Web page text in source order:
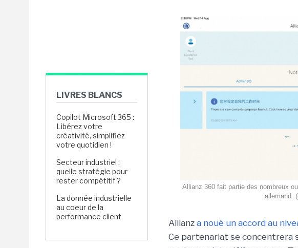
LIVRES BLANCS
Copilot Microsoft 365 :
Libérez votre
créativité, simplifiez
votre quotidien !
Secteur industriel :
quelle stratégie pour
rester compétitif ?
La donnée industrielle
au coeur de la
performance client
Allianz 360 fait partie des nombreux
allemand.
Allianz a noué un accord au
Ce partenariat se concentrera